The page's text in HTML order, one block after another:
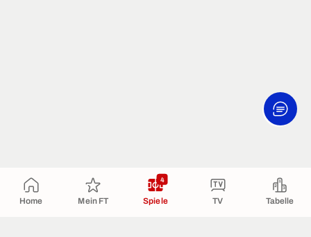
Home Mein FT Spiele
4
TV Tabelle